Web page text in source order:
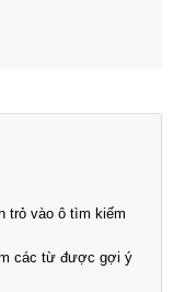
trỏ vào ô tìm kiếm
các từ được gợi ý